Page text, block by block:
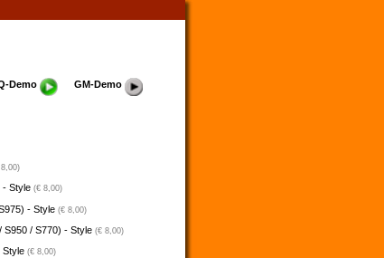
Demo GM-Demo
- Style (€ 8,00)
- Style (€ 8,00)
S950 / S770) - Style (€ 8,00)
Style (€ 8,00)